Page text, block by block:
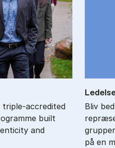
accredited
built
and
Bliv
på en